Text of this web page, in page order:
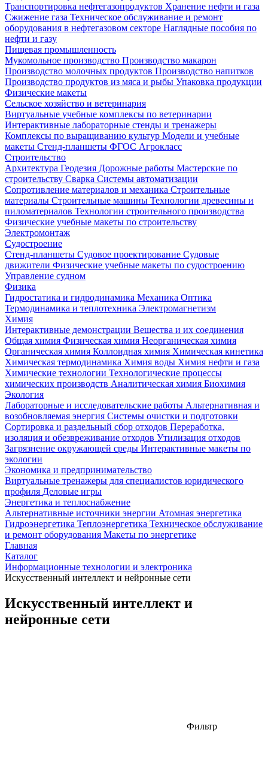
Транспортировка нефтегазопродуктов Хранение нефти и газа
Сжижение газа Техническое обслуживание и ремонт
оборудования в нефтегазовом секторе Наглядные пособия по
нефти и газу
Пищевая промышленность
Мукомольное производство Производство макарон
Производство молочных продуктов Производство напитков
Производство продуктов из мяса и рыбы Упаковка продукции
Физические макеты
Сельское хозяйство и ветеринария
Виртуальные учебные комплексы по ветеринарии
Интерактивные лабораторные стенды и тренажеры
Комплексы по выращиванию культур Модели и учебные
макеты Стенд-планшеты ФГОС Агрокласс
Строительство
Архитектура Геодезия Дорожные работы Мастерские по
строительству Сварка Системы автоматизации
Сопротивление материалов и механика Строительные
материалы Строительные машины Технологии древесины и
пиломатериалов Технологии строительного производства
Физические учебные макеты по строительству
Электромонтаж
Судостроение
Стенд-планшеты Судовое проектирование Судовые
движители Физические учебные макеты по судостроению
Управление судном
Физика
Гидростатика и гидродинамика Механика Оптика
Термодинамика и теплотехника Электромагнетизм
Химия
Интерактивные демонстрации Вещества и их соединения
Общая химия Физическая химия Неорганическая химия
Органическая химия Коллоидная химия Химическая кинетика
Химическая термодинамика Химия воды Химия нефти и газа
Химические технологии Технологические процессы
химических производств Аналитическая химия Биохимия
Экология
Лабораторные и исследовательские работы Альтернативная и
возобновляемая энергия Системы очистки и подготовки
Сортировка и раздельный сбор отходов Переработка,
изоляция и обезвреживание отходов Утилизация отходов
Загрязнение окружающей среды Интерактивные макеты по
экологии
Экономика и предпринимательство
Виртуальные тренажеры для специалистов юридического
профиля Деловые игры
Энергетика и теплоснабжение
Альтернативные источники энергии Атомная энергетика
Гидроэнергетика Теплоэнергетика Техническое обслуживание
и ремонт оборудования Макеты по энергетике
Главная
Каталог
Информационные технологии и электроника
Искусственный интеллект и нейронные сети
Искусственный интеллект и
нейронные сети
Фильтр